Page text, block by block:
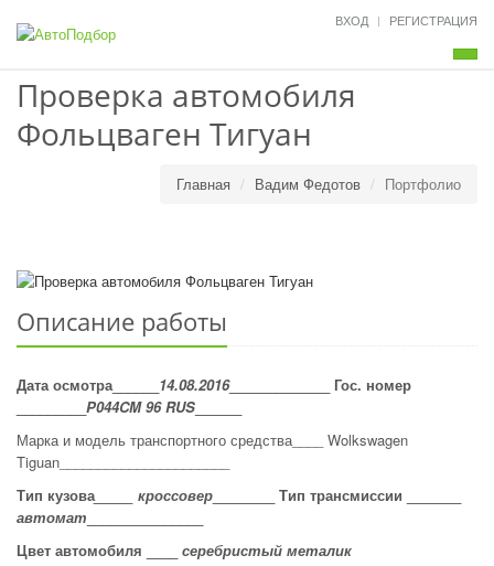
ВХОД РЕГИСТРАЦИЯ
Проверка автомобиля
Фольцваген Тигуан
Главная Вадим Федотов Портфолио
Описание работы
Дата осмотра______ 14.08.2016_____________ Гос. номер
P044CM96RUS
Марка и модель транспортного средства____ Wolkswagen
Tiguan______________________
Тип кузова_____ кроссовер ________ Тип трансмиссии _______
автомат
Цвет автомобиля ____ серебристый металик